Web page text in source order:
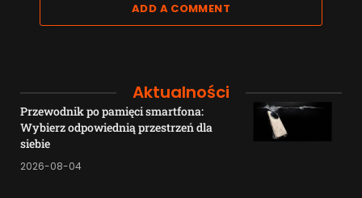
ADD A COMMENT
Aktualności
Przewodnik po pamięci smartfona:
Wybierz odpowiednią przestrzeń dla
siebie
2026-08-04